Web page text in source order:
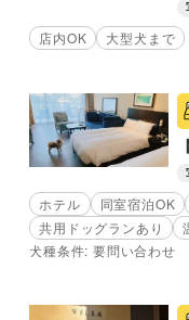
店内OK 大型犬まで
ホテル 同室宿泊OK
共用ドッグランあり
犬種条件: 要問い合わせ